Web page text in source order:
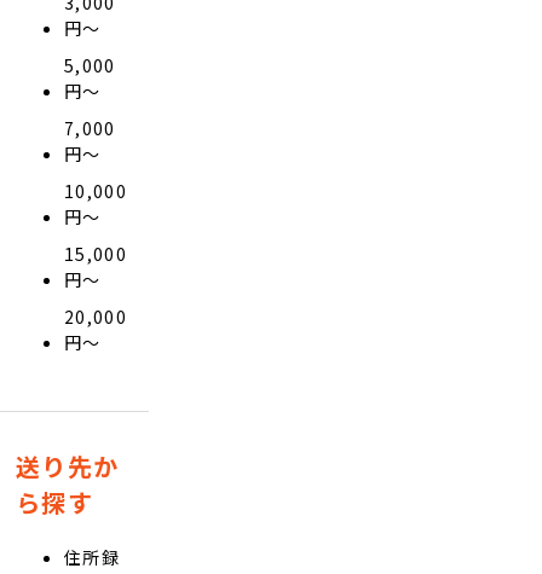
円〜
5,000
円〜
7,000
円〜
10,000
円〜
15,000
円〜
20,000
円〜
送り先か
ら探す
住所録